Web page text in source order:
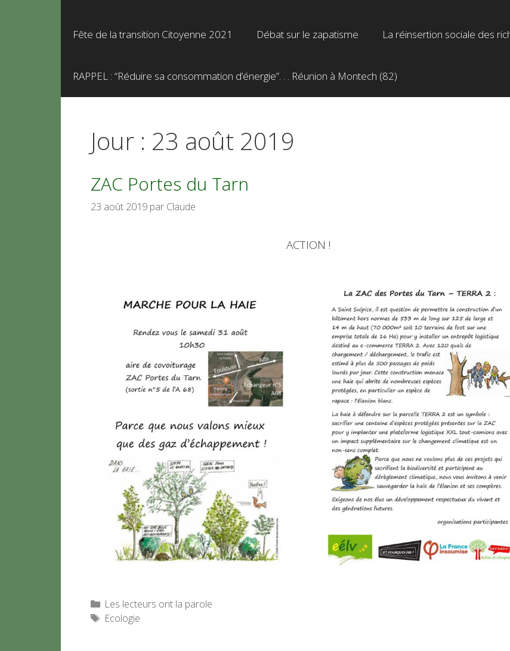
Fête de la transition Citoyenne 2021 Débat sur le zapatisme La réinsertion sociale des
RAPPEL : “Réduire sa consommation d’énergie”. . . Réunion à Montech (82)
Jour : 23 août 2019
ZAC Portes du Tarn
23 août 2019 par Claude
ACTION !
Catégories
Les lecteurs ont la parole
Étiquettes
Ecologie